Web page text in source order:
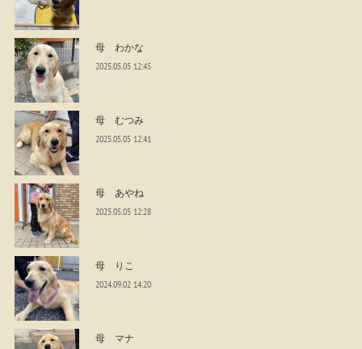
母 わかな
2025.05.05 12:45
母 むつみ
2025.05.05 12:41
母 あやね
2025.05.05 12:28
母 りこ
2024.09.02 14:20
母 マナ